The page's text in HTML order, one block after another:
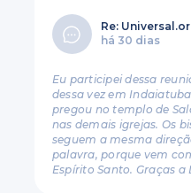
Re:
há 30 dias
Eu participei dessa
dessa vez em
pregou no templo de
nas demais igrejas. Os
seguem a mesma
palavra, porque vem
Espírito Santo. Graças a